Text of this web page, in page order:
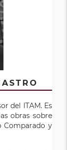
del ITAM. Es
obras sobre
Comparado y